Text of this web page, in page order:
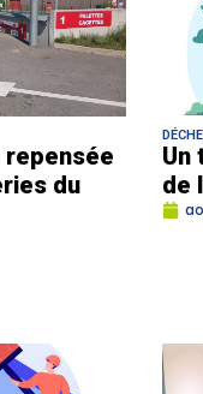
repensée
du
Un
de